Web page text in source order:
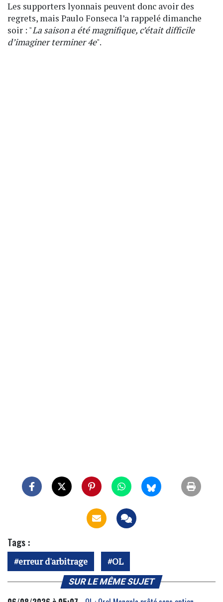
Les supporters lyonnais peuvent donc avoir des
regrets, mais Paulo Fonseca l’a rappelé dimanche
soir : "La saison a été magnifique, c’était difficile
d’imaginer terminer 4e".
Tags :
erreur d'arbitrage OL
SUR LE MÊME SUJET